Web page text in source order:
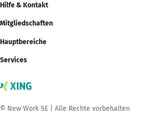
Hilfe & Kontakt
Mitgliedschaften
Hauptbereiche
Services
© New Work SE | Alle Rechte vorbehalten